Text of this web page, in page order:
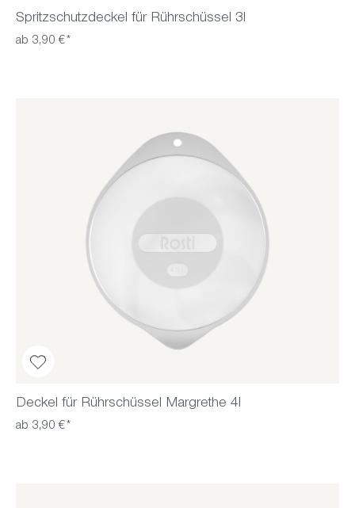
Spritzschutzdeckel für Rührschüssel 3l
ab 3,90 €*
Deckel für Rührschüssel Margrethe 4l
ab 3,90 €*